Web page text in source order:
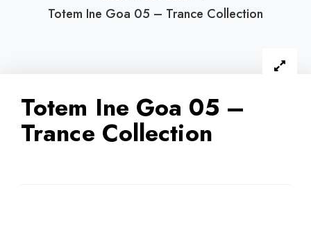
Totem Ine Goa 05 – Trance Collection
Totem Ine Goa 05 –
Trance Collection